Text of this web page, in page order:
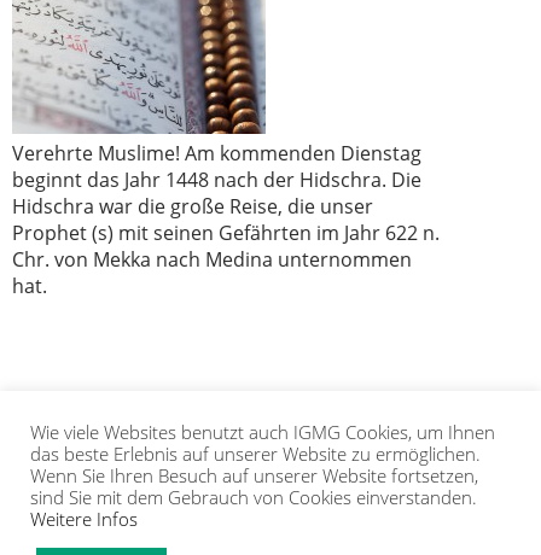
Verehrte Muslime! Am kommenden Dienstag
beginnt das Jahr 1448 nach der Hidschra. Die
Hidschra war die große Reise, die unser
Prophet (s) mit seinen Gefährten im Jahr 622 n.
Chr. von Mekka nach Medina unternommen
hat.
1 2 3 › »
IGMG PRESSE
MITGLIEDSCHAFT
Wie viele Websites benutzt auch IGMG Cookies, um Ihnen
das beste Erlebnis auf unserer Website zu ermöglichen.
Wenn Sie Ihren Besuch auf unserer Website fortsetzen,
sind Sie mit dem Gebrauch von Cookies einverstanden.
Weitere Infos